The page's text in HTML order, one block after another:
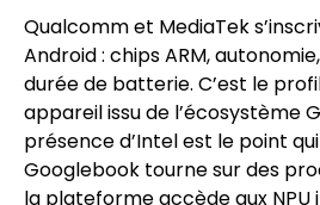
Qualcomm et MediaTek
Android : chips ARM,
durée de batterie. C’est le
appareil issu de l’écosystème
présence d’Intel est le point
Googlebook tourne sur des
la plateforme accède aux NPU